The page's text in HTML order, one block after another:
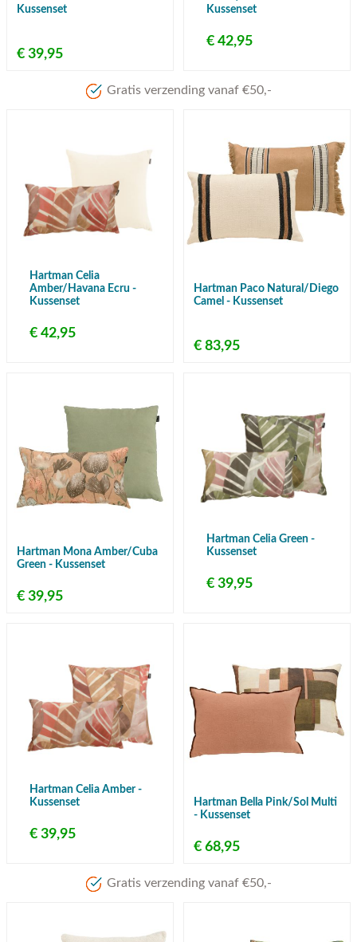
Kussenset
€ 39,95
Kussenset
€ 42,95
Gratis verzending vanaf €50,-
Hartman Celia
Amber/Havana Ecru -
Kussenset
€ 42,95
Hartman Paco Natural/Diego
Camel - Kussenset
€ 83,95
Hartman Mona Amber/Cuba
Green - Kussenset
€ 39,95
Hartman Celia Green -
Kussenset
€ 39,95
Hartman Celia Amber -
Kussenset
€ 39,95
Hartman Bella Pink/Sol Multi
- Kussenset
€ 68,95
Gratis verzending vanaf €50,-